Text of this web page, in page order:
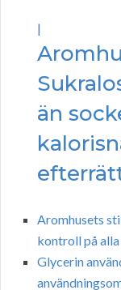
|
än
Aromhusets
kontroll på
Glycerin